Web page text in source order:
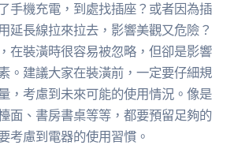
手機充電，到處找插座？或者因為插
延長線拉來拉去，影響美觀又危險？
在裝潢時很容易被忽略，但卻是影響
。建議大家在裝潢前，一定要仔細規
，考慮到未來可能的使用情況。像是
面、書房書桌等等，都要預留足夠的
考慮到電器的使用習慣。